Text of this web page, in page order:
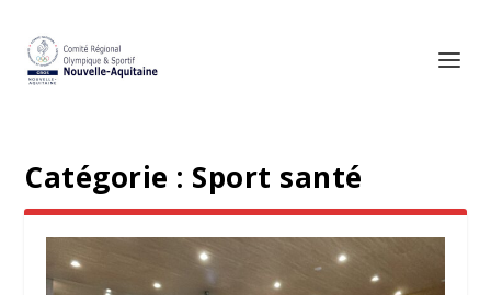
Catégorie : Sport santé